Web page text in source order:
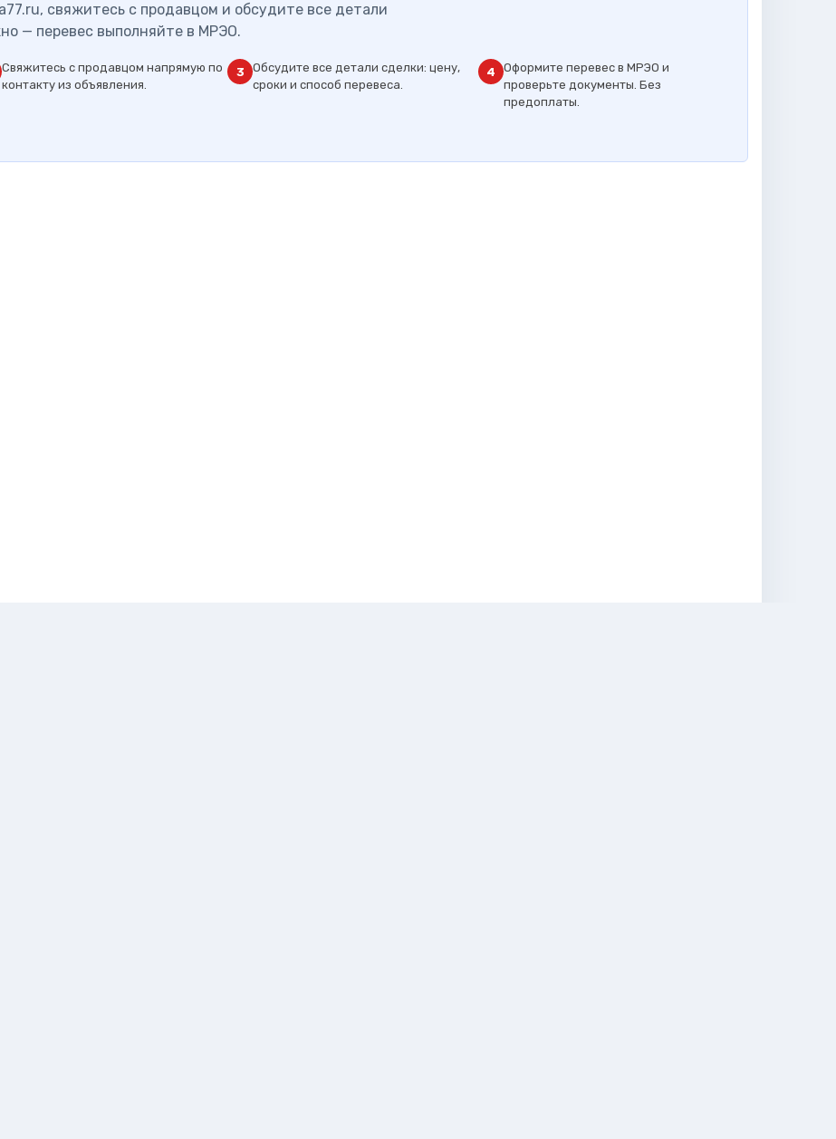
свяжитесь с продавцом и обсудите все детали
— перевес выполняйте в МРЭО.
Свяжитесь с продавцом напрямую по
контакту из объявления.
3
Обсудите все детали сделки: цену,
сроки и способ перевеса.
4
Оформите перевес в МРЭО и
проверьте документы. Без
предоплаты.